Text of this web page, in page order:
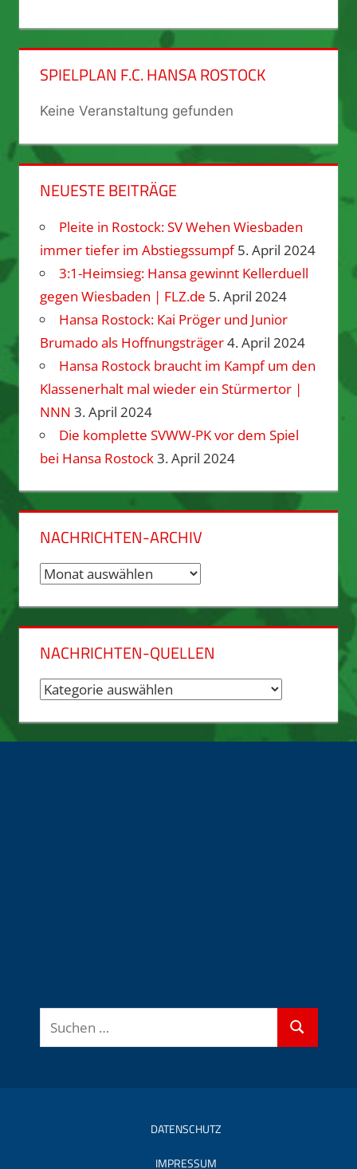
SPIELPLAN F.C. HANSA ROSTOCK
Keine Veranstaltung gefunden
NEUESTE BEITRÄGE
Pleite in Rostock: SV Wehen Wiesbaden
immer tiefer im Abstiegssumpf 5. April 2024
3:1-Heimsieg: Hansa gewinnt Kellerduell
gegen Wiesbaden | FLZ.de 5. April 2024
Hansa Rostock: Kai Pröger und Junior
Brumado als Hoffnungsträger4. April 2024
Hansa Rostock braucht im Kampf um den
Klassenerhalt mal wieder ein Stürmertor |
NNN 3. April 2024
Die komplette SVWW-PK vor dem Spiel
bei Hansa Rostock3. April 2024
NACHRICHTEN-ARCHIV
Nachrichten-
NACHRICHTEN-QUELLEN
Nachrichten-
Suchen
nach:
Suchen
DATENSCHUTZ
IMPRESSUM